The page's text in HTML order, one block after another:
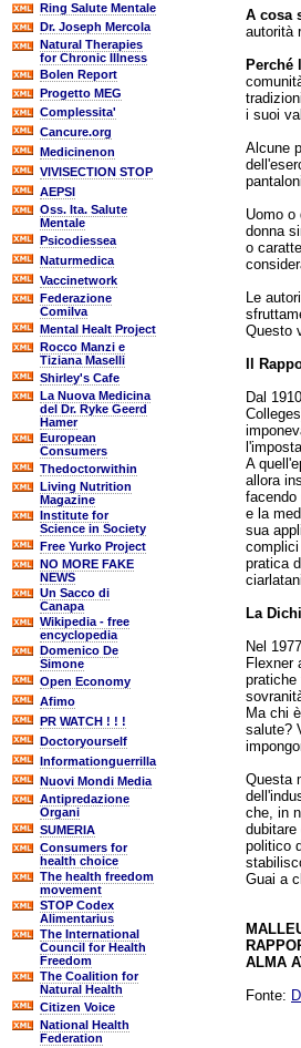
Ring Salute Mentale
Dr. Joseph Mercola
Natural Therapies
for Chronic Illness
Bolen Report
Progetto MEG
Complessita'
Cancure.org
Medicinenon
VIVISECTION STOP
AEPSI
Oss. Ita. Salute
Mentale
Psicodiessea
Naturmedica
Vaccinetwork
Federazione
Comilva
Mental Healt Project
Rocco Manzi e
Tiziana Maselli
Shirley's Cafe
La Nuova Medicina
del Dr. Ryke Geerd
Hamer
European
Consumers
Thedoctorwithin
Living Nutrition
Magazine
Institute for
Science in Society
Free Yurko Project
NO MORE FAKE
NEWS
Un Sacco di
Canapa
Wikipedia - free
encyclopedia
Domenico De
Simone
Open Economy
Afimo
PR WATCH ! ! !
Doctoryourself
Informationguerrilla
Nuovi Mondi Media
Antipredazione
Organi
SUMERIA
Consumers for
health choice
The health freedom
movement
STOP Codex
Alimentarius
The International
Council for Health
Freedom
The Coalition for
Natural Health
Citizen Voice
National Health
Federation
A cosa
autorità
Perché
i suoi
Alcune
Uomo o
donna
o
Le
Questo
Il
Dal
A
allora
facendo
e la
sua
pratica
La
Nel
Flexner
pratiche
Ma chi
salute?
Questa
che, in
politico
Guai a
ALMA
Fonte: